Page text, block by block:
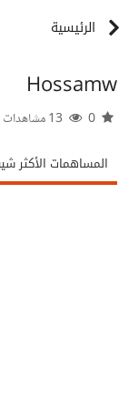
الرئيسية
Hossamw
المساهمات الأكثر